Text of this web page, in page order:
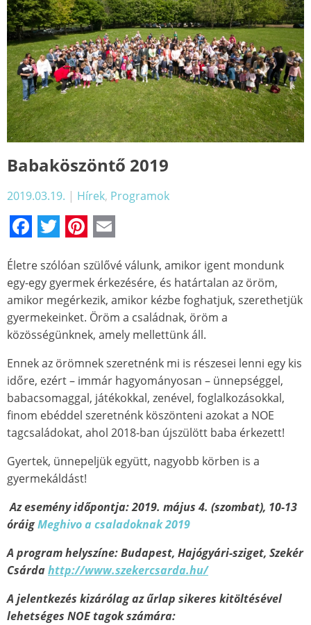
Babaköszöntő 2019
2019.03.19. | Hírek, Programok
Facebook
TwitterPinterest
Életre szólóan szülővé válunk, amikor igent mondunk
egy-egy gyermek érkezésére, és határtalan az öröm,
amikor megérkezik, amikor kézbe foghatjuk, szerethetjük
gyermekeinket. Öröm a családnak, öröm a
közösségünknek, amely mellettünk áll.
Ennek az örömnek szeretnénk mi is részesei lenni egy kis
időre, ezért – immár hagyományosan – ünnepséggel,
babacsomaggal, játékokkal, zenével, foglalkozásokkal,
finom ebéddel szeretnénk köszönteni azokat a NOE
tagcsaládokat, ahol 2018-ban újszülött baba érkezett!
Gyertek, ünnepeljük együtt, nagyobb körben is a
gyermekáldást!
Az esemény időpontja: 2019. május 4. (szombat), 10-13
óráigMeghivo a csaladoknak 2019
A programhelyszíne:Budapest, Hajógyári-sziget, Szekér
Csárdahttp://www.szekercsarda.hu/
A jelentkezés kizárólag az űrlap sikeres kitöltésével
lehetséges NOE tagok számára: